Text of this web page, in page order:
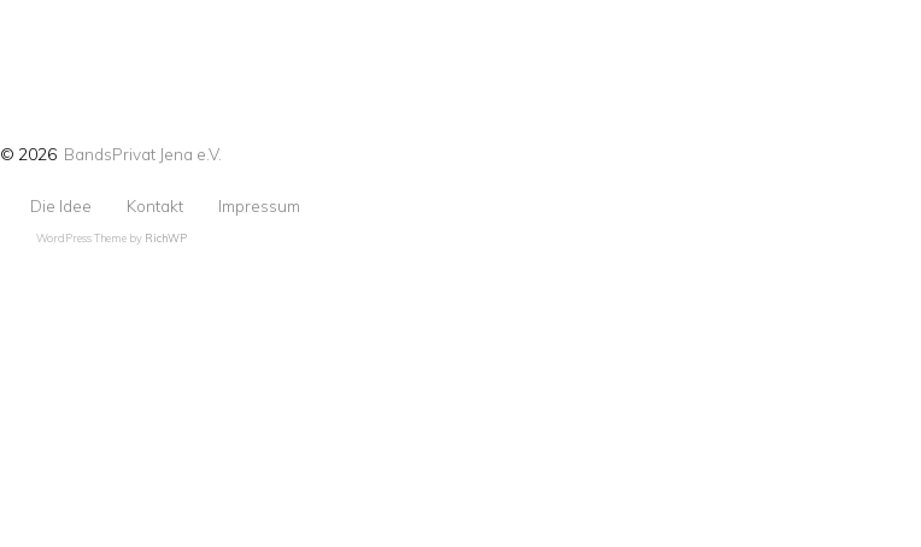
© 2026 BandsPrivat Jena e.V.
Die Idee Kontakt Impressum
WordPress Theme by RichWP